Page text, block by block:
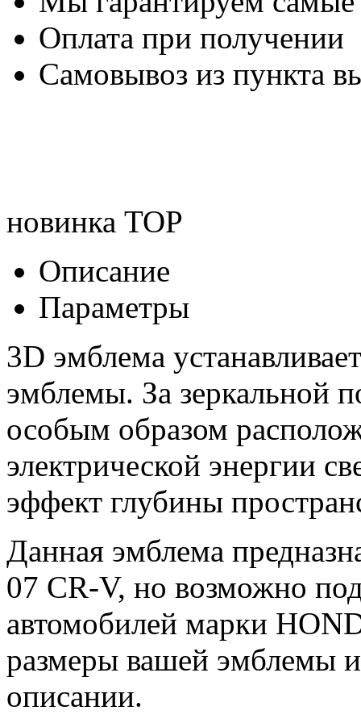
Оплата при получении
Самовывоз из пункта
новинка TOP
Описание
Параметры
3D эмблема
эмблемы. За зеркальной
особым образом
электрической энергии
эффект глубины
Данная эмблема
07 CR-V, но возможно
автомобилей марки
размеры вашей эмблемы
описании.